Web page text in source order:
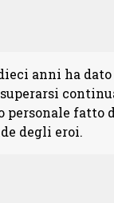
anni ha
personale
degli eroi.